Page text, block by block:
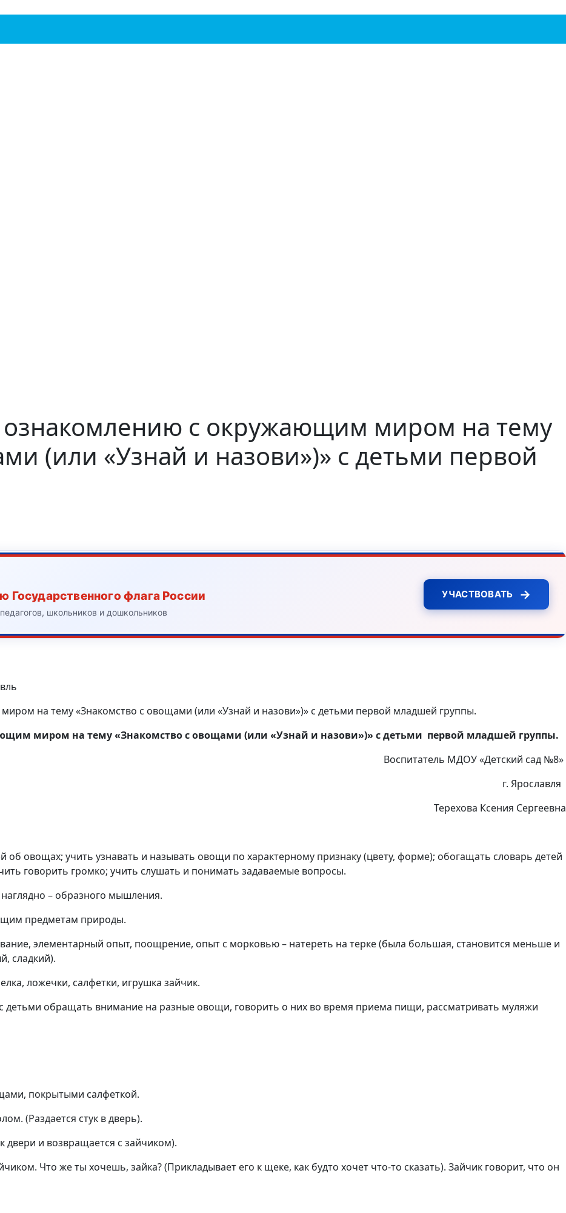
ознакомлению с окружающим миром на тему
(или «Узнай и назови»)» с детьми первой
Государственного флага России
школьников и дошкольников
УЧАСТВОВАТЬ →
на тему «Знакомство с овощами (или «Узнай и назови»)» с детьми первой младшей группы.
миром на тему «Знакомство с овощами (или «Узнай и назови»)» с детьми первой младшей группы.
Воспитатель МДОУ «Детский сад №8»
г. Ярославля
Терехова Ксения Сергеевна
об овощах; учить узнавать и называть овощи по характерному признаку (цвету, форме); обогащать словарь детей
говорить громко; учить слушать и понимать задаваемые вопросы.
– образного мышления.
предметам природы.
элементарный опыт, поощрение, опыт с морковью – натереть на терке (была большая, становится меньше и
сладкий).
ложечки, салфетки, игрушка зайчик.
обращать внимание на разные овощи, говорить о них во время приема пищи, рассматривать муляжи
покрытыми салфеткой.
(Раздается стук в дверь).
двери и возвращается с зайчиком).
Что же ты хочешь, зайка? (Прикладывает его к щеке, как будто хочет что-то сказать). Зайчик говорит, что он